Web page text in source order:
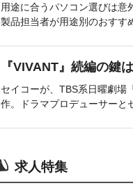
用途に合うパソコン選びは意
製品担当者が用途別のおすす
『VIVANT』続編の鍵
セイコーが、TBS系日曜劇場
作。ドラマプロデューサーと
求人特集